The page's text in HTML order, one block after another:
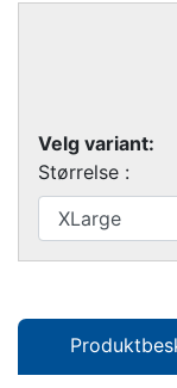
Velg variant:
Størrelse :